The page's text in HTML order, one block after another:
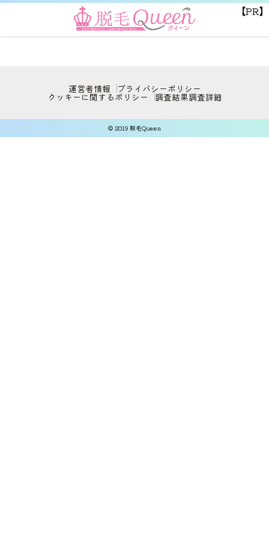
【PR】
運営者情報 プライバシーポリシー
クッキーに関するポリシー 調査結果調査詳細
© 2019 脱毛Queen